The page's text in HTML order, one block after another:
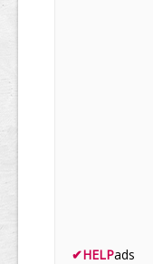
✔HELPads